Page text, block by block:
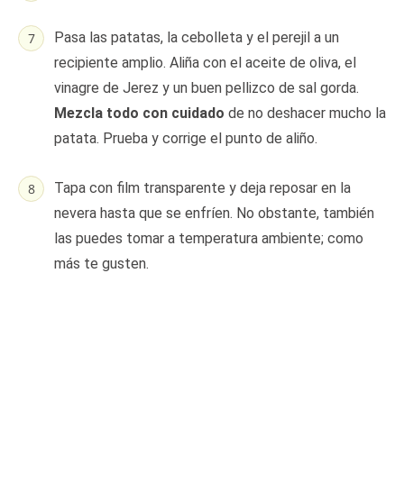
Pasa las patatas, la cebolleta y el perejil a un
recipiente amplio. Aliña con el aceite de oliva, el
vinagre de Jerez y un buen pellizco de sal gorda.
Mezcla todo con cuidado de no deshacer mucho la
patata. Prueba y corrige el punto de aliño.
Tapa con film transparente y deja reposar en la
nevera hasta que se enfríen. No obstante, también
las puedes tomar a temperatura ambiente; como
más te gusten.